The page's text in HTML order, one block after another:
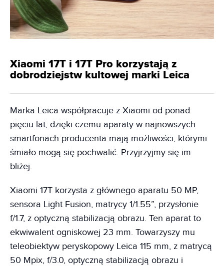
Xiaomi 17T i 17T Pro korzystają z
dobrodziejstw kultowej marki Leica
Marka Leica współpracuje z Xiaomi od ponad
pięciu lat, dzięki czemu aparaty w najnowszych
smartfonach producenta mają możliwości, którymi
śmiało mogą się pochwalić. Przyjrzyjmy się im
bliżej.
Xiaomi 17T korzysta z głównego aparatu 50 MP,
sensora Light Fusion, matrycy 1/1.55”, przysłonie
f/1.7, z optyczną stabilizacją obrazu. Ten aparat to
ekwiwalent ogniskowej 23 mm. Towarzyszy mu
teleobiektyw peryskopowy Leica 115 mm, z matrycą
50 Mpix, f/3.0, optyczną stabilizacją obrazu i